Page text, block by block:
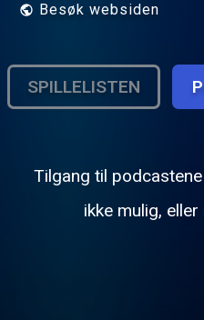
Besøk websiden
SPILLELISTEN
Tilgang til
ikke mulig,